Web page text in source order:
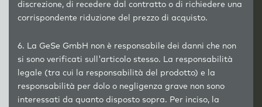
discrezione, di recedere dal contratto o di richiedere una
corrispondente riduzione del prezzo di acquisto.
6. La GeSe GmbH non è responsabile dei danni che non
si sono verificati sull'articolo stesso. La responsabilità
legale (tra cui la responsabilità del prodotto) e la
responsabilità per dolo o negligenza grave non sono
interessati da quanto disposto sopra. Per inciso, la